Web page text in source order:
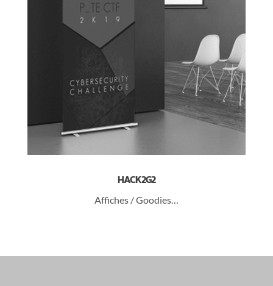
HACK2G2
Affiches / Goodies…